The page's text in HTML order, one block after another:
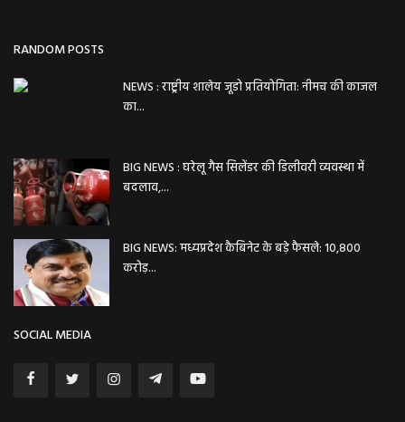
RANDOM POSTS
NEWS : राष्ट्रीय शालेय जूडो प्रतियोगिता: नीमच की काजल
का...
BIG NEWS : घरेलू गैस सिलेंडर की डिलीवरी व्यवस्था में
बदलाव,...
BIG NEWS: मध्यप्रदेश कैबिनेट के बड़े फैसले: 10,800
करोड़...
SOCIAL MEDIA